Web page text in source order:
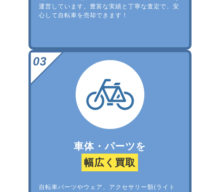
運営しています。豊富な実績と丁寧な査定で、安
心して自転車を売却できます！
車体・パーツを
幅広く買取
自転車パーツやウェア、アクセサリー類(ライト